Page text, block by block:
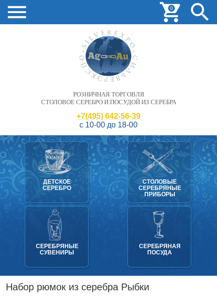
РОЗНИЧНАЯ ТОРГОВЛЯ
СТОЛОВОЕ СЕРЕБРО И ПОСУДОЙ ИЗ СЕРЕБРА
+7(495) 642-56-39
с 10-00 до 18-00
ДЕТСКОЕ
СЕРЕБРО
СТОЛОВЫЕ
СЕРЕБРЯНЫЕ
ПРИБОРЫ
СЕРЕБРЯНЫЕ
СУВЕНИРЫ
СЕРЕБРЯНАЯ
ПОСУДА
Набор рюмок из серебра Рыбки
0